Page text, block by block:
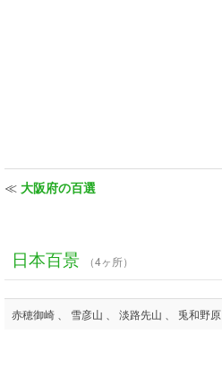
≪ 大阪府の百選
日本百景 （4ヶ所）
赤穂御崎 、 雪彦山 、 淡路先山 、 兎和野原